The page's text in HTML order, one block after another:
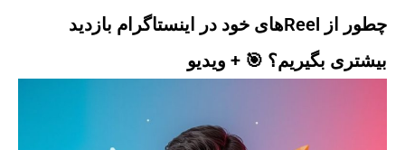
چطور از Reelهای خود در اینستاگرام بازدید
بیشتری بگیریم؟ 🎯 + ویدیو